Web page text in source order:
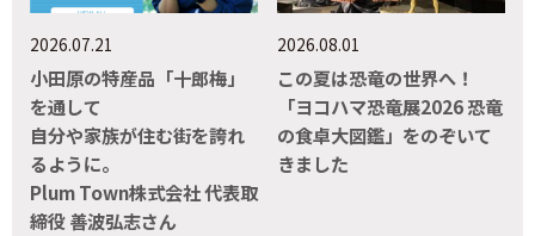
2026.07.21
小田原の特産品「十郎梅」
を通して
自分や家族が住む街を誇れ
るように。
Plum Town株式会社 代表取
締役 善波弘志さん
2026.08.01
この夏は恐竜の世界へ！
「ヨコハマ恐竜展2026 恐竜
の食卓大図鑑」をのぞいて
きました